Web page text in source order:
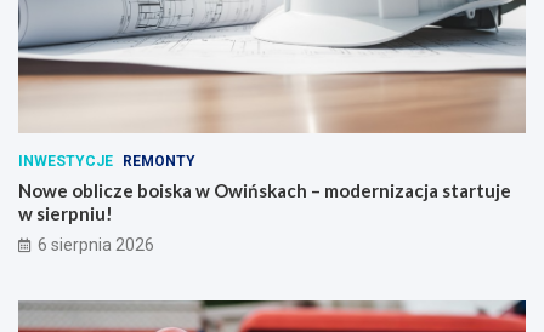
INWESTYCJE REMONTY
Nowe oblicze boiska w Owińskach – modernizacja startuje
w sierpniu!
6 sierpnia 2026